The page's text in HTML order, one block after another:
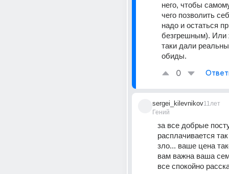
него, чтобы
чего позволить
надо и остаться
безгрешным). Или
таки дали
обиды.
0
sergei_kilevnikov
Гений
11лет
за все добрые
расплачивается
зло... ваше цена
вам важна ваша
все спокойно